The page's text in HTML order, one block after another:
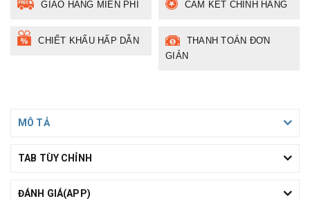
GIAO HÀNG MIỄN PHÍ CAM KẾT CHÍNH HÃNG
CHIẾT KHẤU HẤP DẪN
THANH TOÁN ĐƠN
GIẢN
MÔ TẢ
TAB TÙY CHỈNH
ĐÁNH GIÁ(APP)